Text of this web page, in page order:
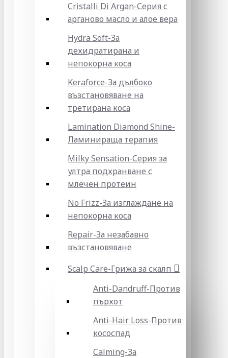
Cristalli Di Argan-Серия с
арганово масло и алое вера
Hydra Soft-За
дехидратирана и
непокорна коса
Keraforce-За дълбоко
възстановяване на
третирана коса
Lamination Diamond Shine-
Ламинираща терапия
Milky Sensation-Серия за
ултра подхранване с
млечен протеин
No Frizz-За изглаждане на
непокорна коса
Repair-За незабавно
възстановяване
Scalp Care-Грижа за скалп
Anti-Dandruff-Против
пърхот
Anti-Hair Loss-Против
кососпад
Calming-За